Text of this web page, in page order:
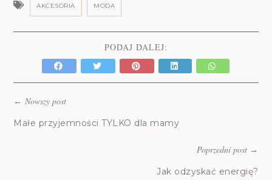
AKCESORIA MODA
PODAJ DALEJ:
←Nowszy post
Małe przyjemności TYLKO dla mamy
Poprzedni post→
Jak odzyskać energię?